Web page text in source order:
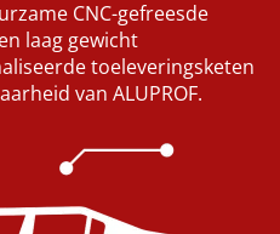
CNC-gefreesde
laag gewicht
toeleveringsketen
van ALUPROF.